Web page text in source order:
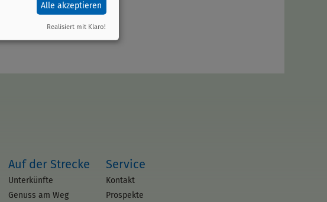
Auf der Strecke
Unterkünfte
Genuss am Weg
Service
Kontakt
Prospekte
Alle akzeptieren
Realisiert mit Klaro!